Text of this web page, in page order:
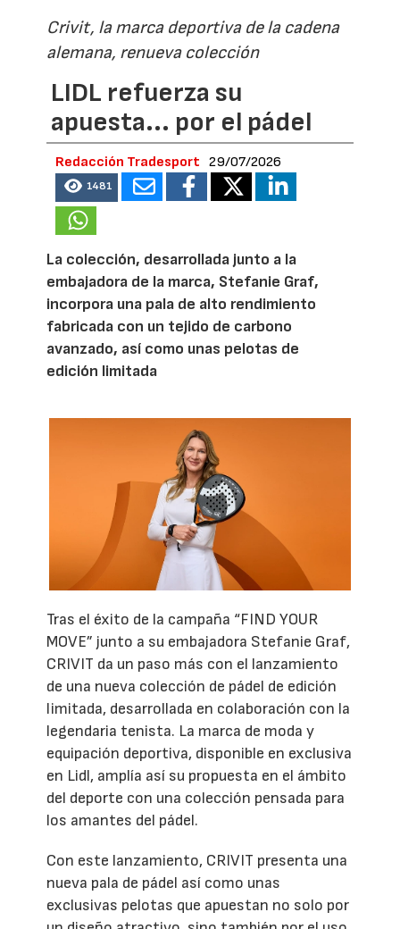
Crivit, la marca deportiva de la cadena
alemana, renueva colección
LIDL refuerza su
apuesta... por el pádel
Redacción Tradesport 29/07/2026
1481
La colección, desarrollada junto a la
embajadora de la marca, Stefanie Graf,
incorpora una pala de alto rendimiento
fabricada con un tejido de carbono
avanzado, así como unas pelotas de
edición limitada
Tras el éxito de la campaña “FIND YOUR
MOVE” junto a su embajadora Stefanie Graf,
CRIVIT da un paso más con el lanzamiento
de una nueva colección de pádel de edición
limitada, desarrollada en colaboración con la
legendaria tenista. La marca de moda y
equipación deportiva, disponible en exclusiva
en Lidl, amplía así su propuesta en el ámbito
del deporte con una colección pensada para
los amantes del pádel.
Con este lanzamiento, CRIVIT presenta una
nueva pala de pádel así como unas
exclusivas pelotas que apuestan no solo por